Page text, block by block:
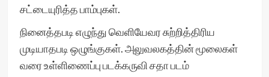
சட்டையுரித்த பாம்புகள்.
நினைத்தபடி எழுந்து வெளியேவர சுற்றித்திரிய
முடியாதபடி ஒழுங்குகள். அலுவலகத்தின் மூலைகள்
வரை உள்ளிணைப்பு படக்கருவி சதா படம்